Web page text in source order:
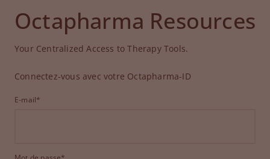
Octapharma Resources
Your Centralized Access to Therapy Tools.
Connectez-vous avec votre Octapharma-ID
E-mail*